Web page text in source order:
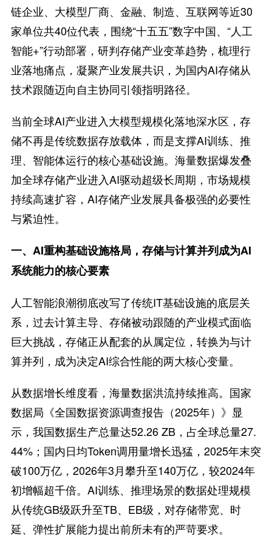
链企业、大模型厂商、金融、制造、互联网等近30
家单位共40位代表，围绕“十五五”数字中国、“人工
智能+”行动部署，研判存储产业变革趋势，梳理行
业落地痛点，凝聚产业发展共识，为国内AI存储从
技术跟随迈向自主协同引领指明路径。
当前全球AI产业进入大模型规模化落地深水区，存
储不再是传统数据存放载体，而是支撑AI训练、推
理、智能体运行的核心基础设施。海量数据爆发叠
加全球存储产业进入AI驱动超级长周期，市场规模
持续高速扩容，AI存储产业发展具备极强的必要性
与紧迫性。
一、AI重构基础设施格局，存储与计算并列成为AI
系统能力的核心要素
人工智能浪潮彻底改写了传统IT基础设施的底层关
系，过去计算主导、存储被动跟随的产业模式面临
巨大挑战，存储正从配套的从属定位，转换为与计
算并列，成为决定AI综合性能的两大核心变量。
从数据增长维度看，海量数据洪流持续推高。国家
数据局《全国数据资源调查报告（2025年）》显
示，我国数据生产总量达52.26 ZB，占全球总量27.
44%；国内日均Token调用量增长迅猛，2025年末突
破100万亿，2026年3月攀升至140万亿，较2024年
初增幅超千倍。AI训练、推理场景的数据处理规模
从传统GB级跃升至TB、EB级，对存储带宽、时
延、弹性扩展能力提出前所未有的严苛要求。